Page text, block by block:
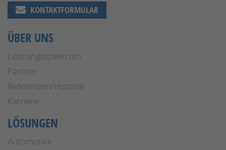
KONTAKTFORMULAR
ÜBER UNS
Leistungsspektrum
Partner
Referenzen/Historie
Karriere
LÖSUNGEN
Automotive